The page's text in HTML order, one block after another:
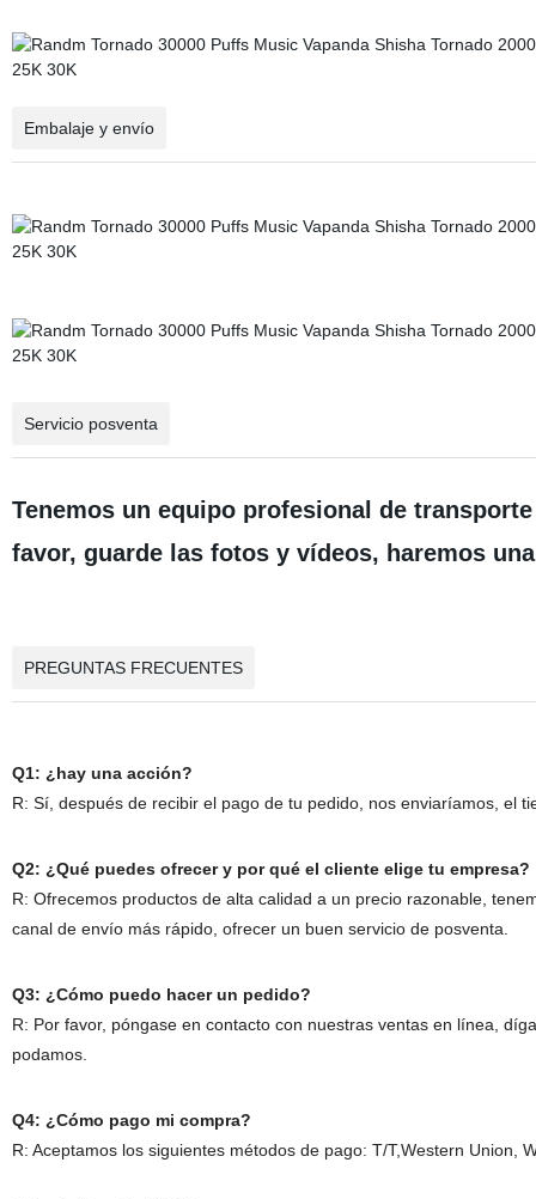
Embalaje y envío
Servicio posventa
Tenemos un equipo profesional de
favor, guarde las fotos y vídeos, haremos
PREGUNTAS FRECUENTES
Q1: ¿hay una acción?
R: Sí, después de recibir el pago de tu pedido, nos enviaríamos, el
Q2: ¿Qué puedes ofrecer y por qué el cliente elige tu empresa?
R: Ofrecemos productos de alta calidad a un precio razonable,
canal de envío más rápido, ofrecer un buen servicio de posventa.
Q3: ¿Cómo puedo hacer un pedido?
R: Por favor, póngase en contacto con nuestras ventas en línea,
podamos.
Q4: ¿Cómo pago mi compra?
R: Aceptamos los siguientes métodos de pago: T/T,Western Union,